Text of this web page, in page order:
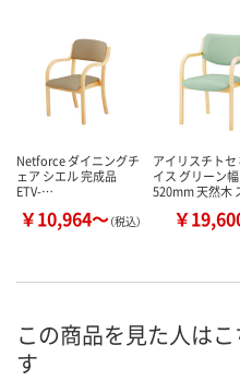
Netforce ダイニングチ
ェア シエル 完成品
ETV-…
￥10,964～（税込）
アイリスチトセ
イス グリーン幅
520mm 天然木
￥
この商品を見た人は
す